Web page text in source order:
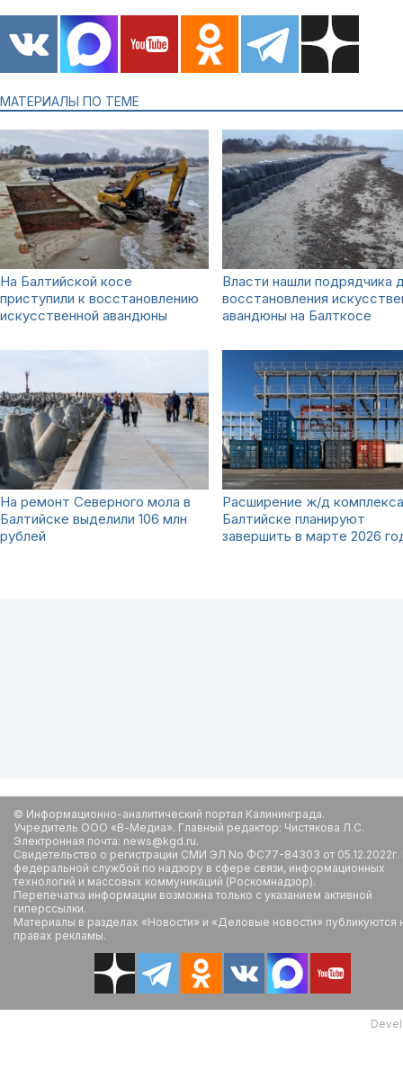
МАТЕРИАЛЫ ПО ТЕМЕ
На Балтийской косе
приступили к восстановлению
искусственной авандюны
Власти нашли подрядчика
восстановления
авандюны на Балткосе
На ремонт Северного мола в
Балтийске выделили 106 млн
рублей
Расширение ж/д
Балтийске планируют
завершить в марте 2026
© Информационно-аналитический портал Калининграда.
Учредитель ООО «В-Медиа». Главный редактор: Чистякова Л.С.
Электронная почта: news@kgd.ru.
Свидетельство о регистрации СМИ ЭЛ No ФС77-84303 от
федеральной службой по надзору в сфере связи, информационных
технологий и массовых коммуникаций (Роскомнадзор).
Перепечатка информации возможна только с указанием активной
гиперссылки.
Материалы в разделах «Новости» и «Деловые новости» публикуются
правах рекламы.